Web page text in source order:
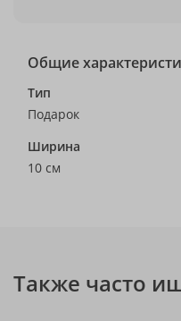
Общие
Тип
Подарок
Ширина
10 см
Также часто